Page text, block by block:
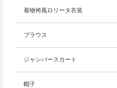
着物袴風ロリータ衣装
ブラウス
ジャンパースカート
帽子